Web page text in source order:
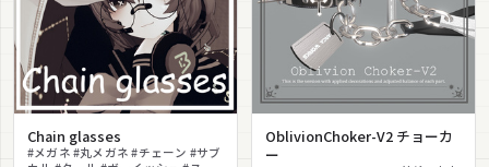
Chain glasses
#メガネ #丸メガネ #チェーン #サブ
OblivionChoker-V2 チョーカ
ー